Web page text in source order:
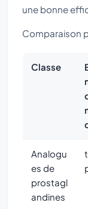
une bonne
Comparaison
Classe
Analogu
es de
prostagl
andines